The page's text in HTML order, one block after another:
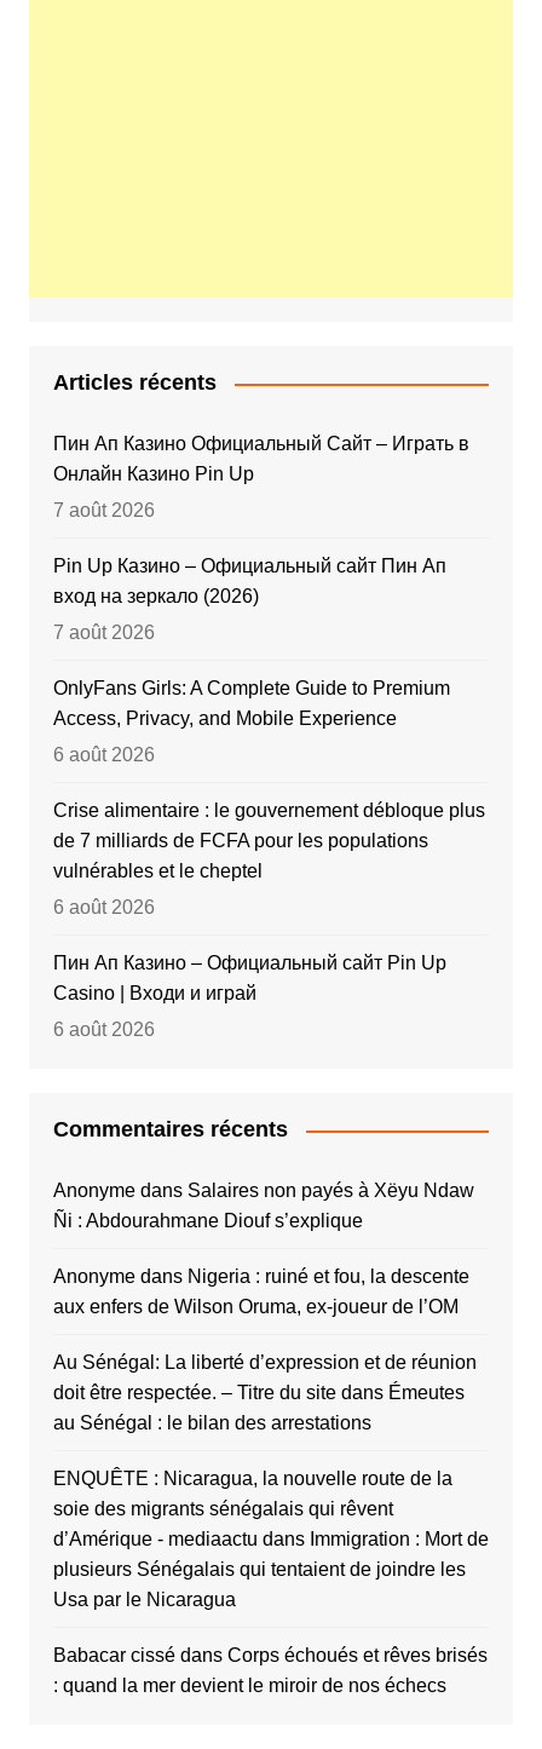
Articles récents
Пин Ап Казино Официальный Сайт – Играть в
Онлайн Казино Pin Up
7 août 2026
Pin Up Казино – Официальный сайт Пин Ап
вход на зеркало (2026)
7 août 2026
OnlyFans Girls: A Complete Guide to Premium
Access, Privacy, and Mobile Experience
6 août 2026
Crise alimentaire : le gouvernement débloque plus
de 7 milliards de FCFA pour les populations
vulnérables et le cheptel
6 août 2026
Пин Ап Казино – Официальный сайт Pin Up
Casino | Входи и играй
6 août 2026
Commentaires récents
Anonymedans Salaires non payés à Xëyu Ndaw
Ñi : Abdourahmane Diouf s’explique
Anonymedans Nigeria : ruiné et fou, la descente
aux enfers de Wilson Oruma, ex-joueur de l’OM
Au Sénégal: La liberté d’expression et de réunion
doit être respectée. – Titre du sitedans Émeutes
au Sénégal : le bilan des arrestations
ENQUÊTE : Nicaragua, la nouvelle route de la
soie des migrants sénégalais qui rêvent
d’Amérique - mediaactu dans Immigration : Mort de
plusieurs Sénégalais qui tentaient de joindre les
Usa par le Nicaragua
Babacar cissédans Corps échoués et rêves brisés
: quand la mer devient le miroir de nos échecs